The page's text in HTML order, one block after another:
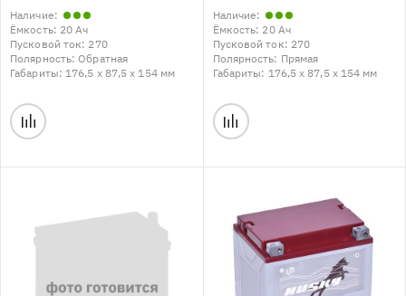
Наличие:
Ёмкость: 20 Ач
Пусковой ток: 270
Полярность:Обратная
Габариты: 176,5 x 87,5 x 154 мм
Наличие:
Ёмкость: 20 Ач
Пусковой ток: 270
Полярность: Прямая
Габариты: 176,5 x 87,5 x 154 мм